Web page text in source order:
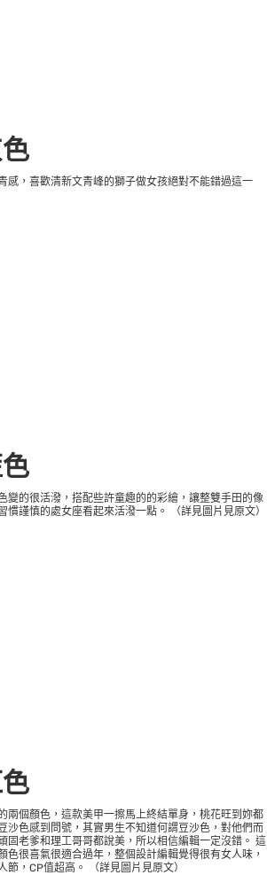
感，喜歡清新文青峰的獅子做女孩絕對不能錯過這一
變的很活潑，搭配些許童趣的的彩繪，讓整雙手田的像
慣謹慎的處女座看起來活潑一點。 （詳見圖片見原文）
兩個顏色，這款美甲一擦馬上終結單身，桃花旺到妳都
沙色感到問號，其實男生不知道何謂豆沙色，對他們而
固老爹和理工哥哥都說美，所以相信編輯一定沒錯。 這
色很喜氣很適合過年，整個設計編輯覺得很有女人味，
節，CP值超高。 （詳見圖片見原文）